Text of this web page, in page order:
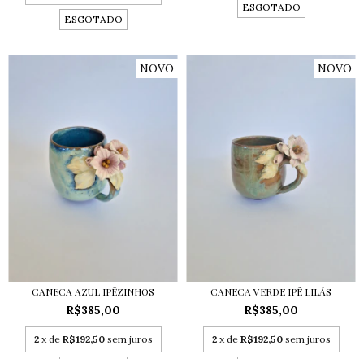
ESGOTADO
ESGOTADO
NOVO
CANECA AZUL IPÊZINHOS
R$385,00
2 x de R$192,50 sem juros
NOVO
CANECA VERDE IPÊ LILÁS
R$385,00
2 x de R$192,50 sem juros